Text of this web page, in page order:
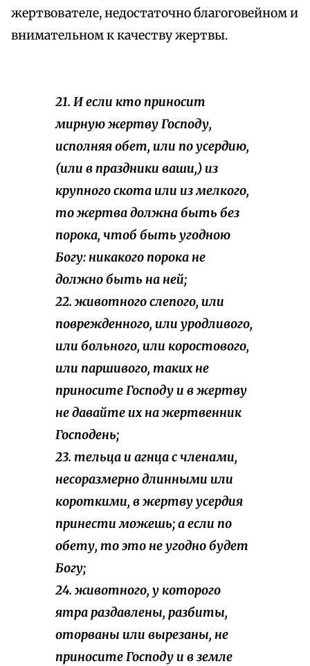
жертвователе, недостаточно благоговейном и
внимательном к качеству жертвы.
21. И если кто приносит
мирную жертву Господу,
исполняя обет, или по усердию,
(или в праздники ваши,) из
крупного скота или из мелкого,
то жертва должна быть без
порока, чтоб быть угодною
Богу: никакого порока не
должно быть на ней;
22. животного слепого, или
поврежденного, или уродливого,
или больного, или коростового,
или паршивого, таких не
приносите Господу и в жертву
не давайте их на жертвенник
Господень;
23. тельца и агнца с членами,
несоразмерно длинными или
короткими, в жертву усердия
принести можешь; а если по
обету, то это не угодно будет
Богу;
24. животного, у которого
ятра раздавлены, разбиты,
оторваны или вырезаны, не
приносите Господу и в земле